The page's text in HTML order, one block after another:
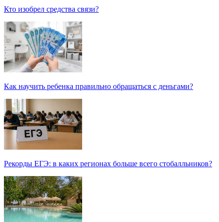
Кто изобрел средства связи?
Как научить ребенка правильно обращаться с деньгами?
Рекорды ЕГЭ: в каких регионах больше всего стобалльников?